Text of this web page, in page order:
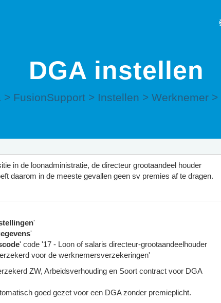
DGA instellen
> FusionSupport > Instellen > Werknemer >
in de loonadministratie, de directeur grootaandeel houder
daarom in de meeste gevallen geen sv premies af te dragen.
'
'
' code '17 - Loon of salaris directeur-grootaandeelhouder
voor de werknemersverzekeringen'
ZW, Arbeidsverhouding en Soort contract voor DGA
goed gezet voor een DGA zonder premieplicht.